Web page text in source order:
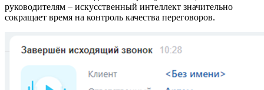
руководителям – искусственный интеллект значительно
сокращает время на контроль качества переговоров.